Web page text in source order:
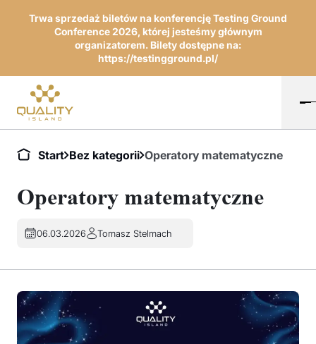
Trwa sprzedaż biletów na konferencję Testing Ground
Conference 2026, której jesteśmy głównym
organizatorem. Bilety dostępne na:
https://testingground.pl/
Start Bez kategorii Operatory matematyczne
Operatory matematyczne
06.03.2026 Tomasz Stelmach